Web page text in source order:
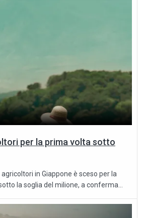
per la prima volta sotto
in Giappone è sceso per la
la soglia del milione, a conferma...